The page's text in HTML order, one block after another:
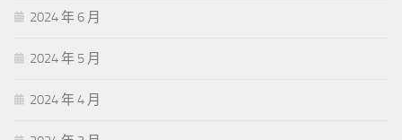
2024 年 6 月
2024 年 5 月
2024 年 4 月